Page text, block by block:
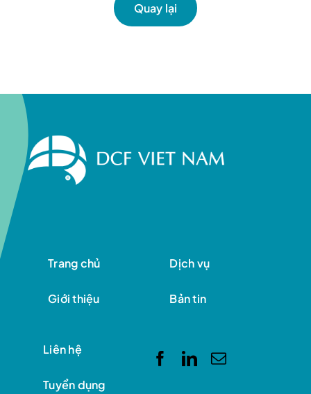
Quay lại
Trang chủ
Giới thiệu
Dịch vụ
Bản tin
Liên hệ
Tuyển dụng